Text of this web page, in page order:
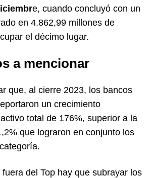
e, cuando concluyó con un
en 4.862,99 millones de
el décimo lugar.
a mencionar
que, al cierre 2023, los bancos
un crecimiento
total de 176%, superior a la
que lograron en conjunto los
del Top hay que subrayar los